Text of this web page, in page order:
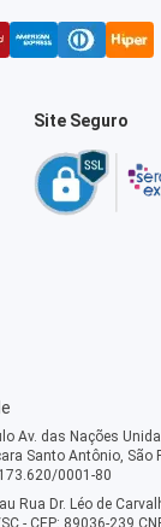
Site Seguro
Av. das Nações
Santo Antônio, São
0001-80
Rua Dr. Léo de
- CEP: 89036-239